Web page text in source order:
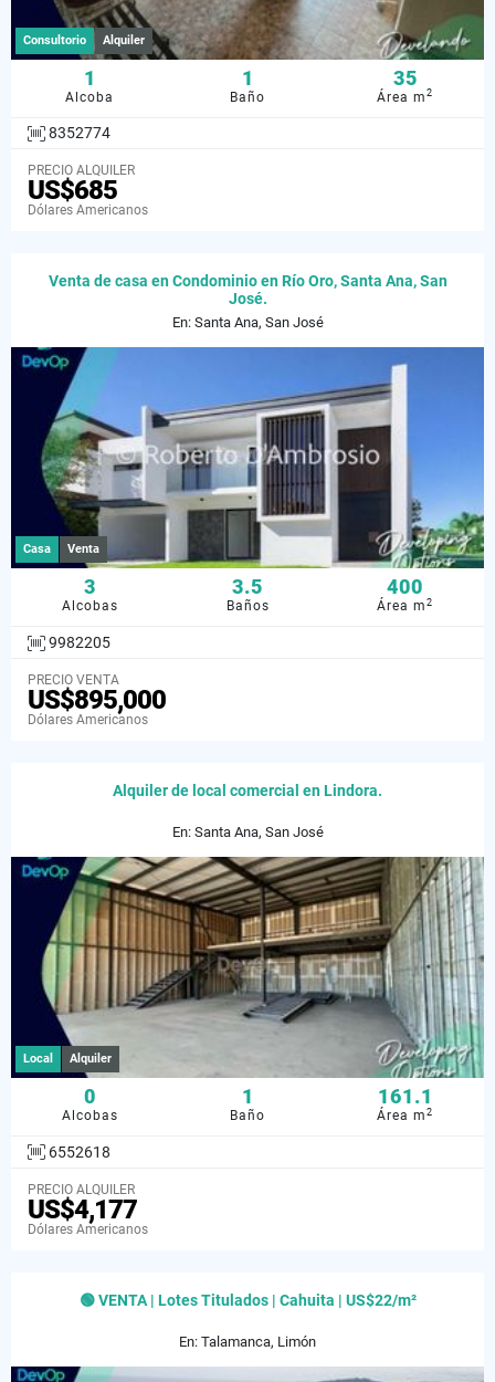
Consultorio Alquiler
1
Alcoba
1
Baño
35
Área m2
8352774
PRECIO ALQUILER
US$685
Dólares Americanos
Venta de casa en Condominio en Río Oro, Santa Ana, San
José.
En: Santa Ana, San José
Casa Venta
3
Alcobas
3.5
Baños
400
Área m2
9982205
PRECIO VENTA
US$895,000
Dólares Americanos
Alquiler de local comercial en Lindora.
En: Santa Ana, San José
Local Alquiler
0
Alcobas
1
Baño
161.1
Área m2
6552618
PRECIO ALQUILER
US$4,177
Dólares Americanos
🟢 VENTA | Lotes Titulados | Cahuita | US$22/m²
En: Talamanca, Limón